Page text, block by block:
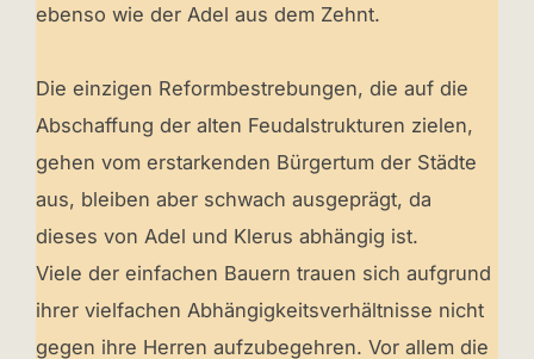
ebenso wie der Adel aus dem Zehnt.
Die einzigen Reformbestrebungen, die auf die
Abschaffung der alten Feudalstrukturen zielen,
gehen vom erstarkenden Bürgertum der Städte
aus, bleiben aber schwach ausgeprägt, da
dieses von Adel und Klerus abhängig ist.
Viele der einfachen Bauern trauen sich aufgrund
ihrer vielfachen Abhängigkeitsverhältnisse nicht
gegen ihre Herren aufzubegehren. Vor allem die